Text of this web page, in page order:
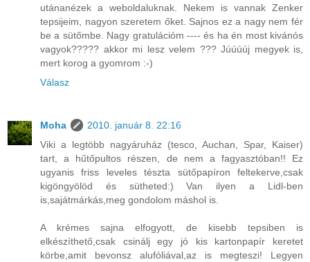
utánanézek a weboldaluknak. Nekem is vannak Zenker
tepsijeim, nagyon szeretem őket. Sajnos ez a nagy nem fér
be a sütőmbe. Nagy gratulációm ---- és ha én most kivánós
vagyok????? akkor mi lesz velem ??? Júúúúj megyek is,
mert korog a gyomrom :-)
Válasz
Moha
2010. január 8. 22:16
Viki a legtöbb nagyáruház (tesco, Auchan, Spar, Kaiser)
tart, a hűtőpultos részen, de nem a fagyasztóban!! Ez
ugyanis friss leveles tészta sütőpapíron feltekerve,csak
kigöngyölöd és sütheted:) Van ilyen a Lidl-ben
is,sajátmárkás,meg gondolom máshol is.
A krémes sajna elfogyott, de kisebb tepsiben is
elkészíthető,csak csinálj egy jó kis kartonpapír keretet
körbe,amit bevonsz alufóliával,az is megteszi! Legyen